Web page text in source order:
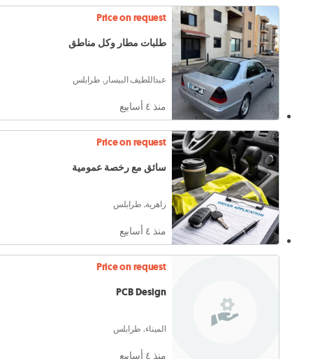
Price on request
طلبات مطار وكل مناطق
عبداللطيف البيسار, طرابلس
منذ ٤ أسابيع
Price on request
سائق مع رخصة عمومية
زاهرية, طرابلس
منذ ٤ أسابيع
Price on request
PCB Design
الميناء, طرابلس
منذ ٤ أسابيع